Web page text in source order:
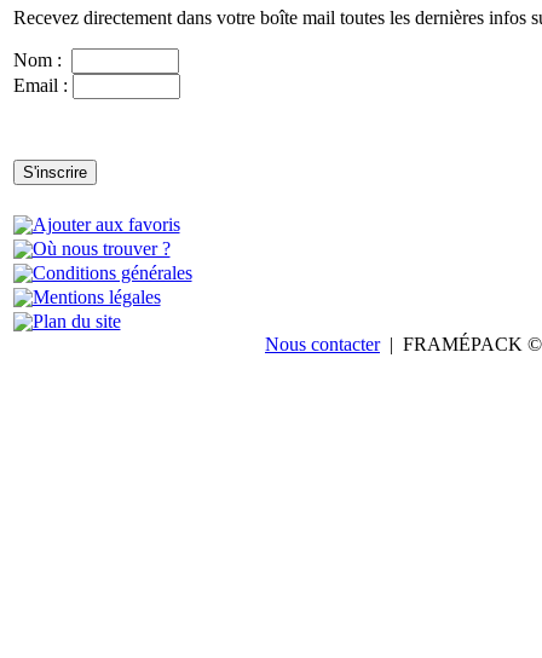
Recevez directement dans votre boîte mail toutes les dernières infos
Nom :
Email :
Ajouter aux favoris
Où nous trouver ?
Conditions générales
Mentions légales
Plan du site
Nous contacter| FRAMÉPACK ©